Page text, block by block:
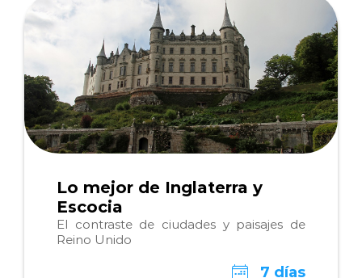
Lo mejor de Inglaterra y
Escocia
El contraste de ciudades y paisajes de
Reino Unido
7 días